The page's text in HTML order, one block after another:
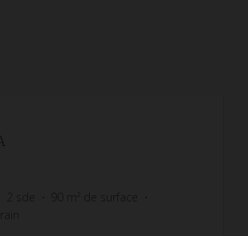
m² de surface